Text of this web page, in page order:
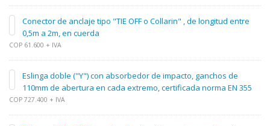
Conector de anclaje tipo "TIE OFF o Collarin" , de longitud entre
0,5m a 2m, en cuerda
COP 61.600 + IVA
Eslinga doble ("Y") con absorbedor de impacto, ganchos de
110mm de abertura en cada extremo, certificada norma EN 355
COP 727.400 + IVA